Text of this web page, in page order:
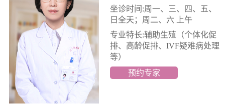
坐诊时间:周一、三、四、五、
日全天；周二、六 上午
专业特长:辅助生殖 （个体化促
排、高龄促排、IVF疑难病处理
等）
预约专家